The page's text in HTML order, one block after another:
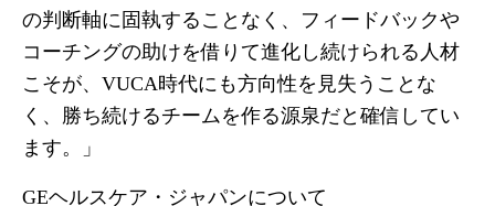
の判断軸に固執することなく、フィードバックや
コーチングの助けを借りて進化し続けられる人材
こそが、VUCA時代にも方向性を見失うことな
く、勝ち続けるチームを作る源泉だと確信してい
ます。」
GEヘルスケア・ジャパンについて